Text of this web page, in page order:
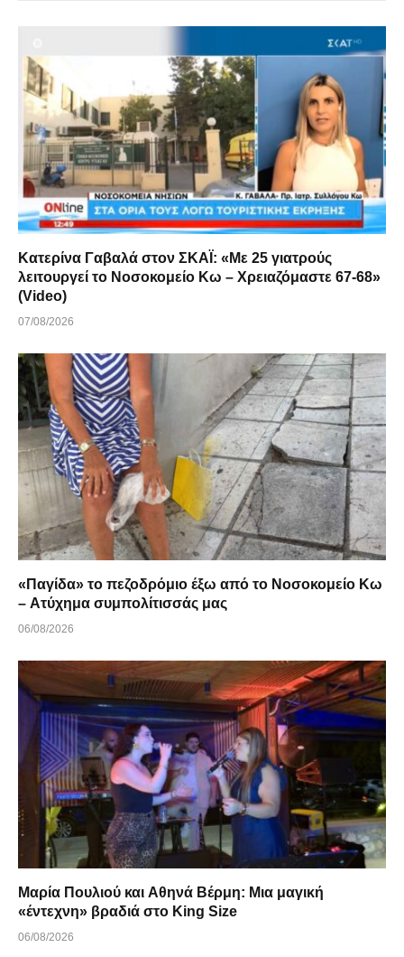
Κατερίνα Γαβαλά στον ΣΚΑΪ: «Με 25 γιατρούς
λειτουργεί το Νοσοκομείο Κω – Χρειαζόμαστε 67-68»
(Video)
07/08/2026
«Παγίδα» το πεζοδρόμιο έξω από το Νοσοκομείο Κω
– Ατύχημα συμπολίτισσάς μας
06/08/2026
Μαρία Πουλιού και Αθηνά Βέρμη: Μια μαγική
«έντεχνη» βραδιά στο King Size
06/08/2026